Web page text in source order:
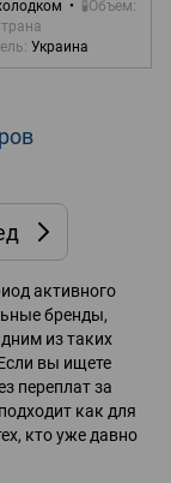
🧪Объем
Украина
активного
бренды,
из таких
вы ищете
переплат за
как для
кто уже давно